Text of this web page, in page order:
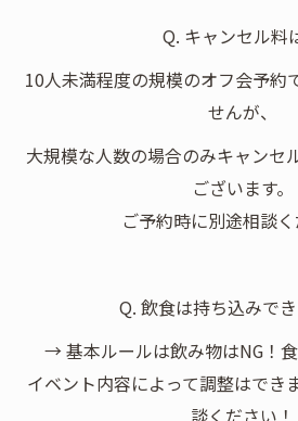
Q. キャンセル料
10人未満程度の規模のオフ会予約
せんが、
大規模な人数の場合のみキャンセ
ございます。
ご予約時に別途相談く
Q. 飲食は持ち込みで
→ 基本ルールは飲み物はNG！食
イベント内容によって調整はでき
談ください！